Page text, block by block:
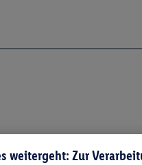
weitergeht: Zur